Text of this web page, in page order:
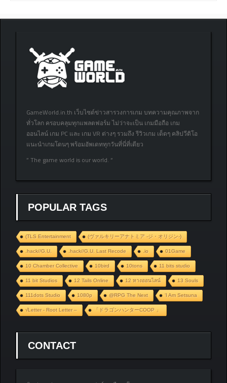
GameWorld.in.th เว็บไซต์ข่าวสารวงการเกม บทความคุณภาพจาก
ทั่วโลก ครอบคลุมทุกแพลตฟอร์ม ไม่ว่าจะเป็น เกมมือถือ เกม
ออนไลน์ เกม PC และ เกม VR ต่างๆ รวมถึง รีวิวเกม เด็ดๆ คลิปวีดิโอ
แนะนำเกมโดนๆ พร้อมอัพเดททุกวันที่นี่ที่เดียว
” The game world is our world. “
POPULAR TAGS
(TLS Entertainment (ヴァルキリーアナトミア ‐ジ・オリジン‐)
.hack//G.U. .hack//G.U. Last Recode .io 01Game
10 Chamber Collective 10bird 10tons 11 bits studio
11 bit Studios 12 Tails Online 12 หางออนไลน์ 13 Souls
111dots Studio 1080p @RPG The Next ‘I Am Setsuna
√Letter - Root Letter – 「ドラゴンハンターCOOP 」
CONTACT